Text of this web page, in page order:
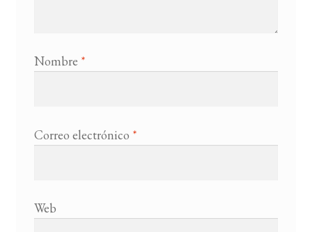
Nombre *
Correo electrónico *
Web